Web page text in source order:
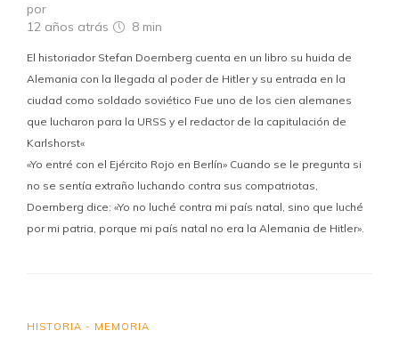
por
12 años atrás
8 min
El historiador Stefan Doernberg cuenta en un libro su huida de
Alemania con la llegada al poder de Hitler y su entrada en la
ciudad como soldado soviético Fue uno de los cien alemanes
que lucharon para la URSS y el redactor de la capitulación de
Karlshorst«
«Yo entré con el Ejército Rojo en Berlín» Cuando se le pregunta si
no se sentía extraño luchando contra sus compatriotas,
Doernberg dice: «Yo no luché contra mi país natal, sino que luché
por mi patria, porque mi país natal no era la Alemania de Hitler».
HISTORIA - MEMORIA